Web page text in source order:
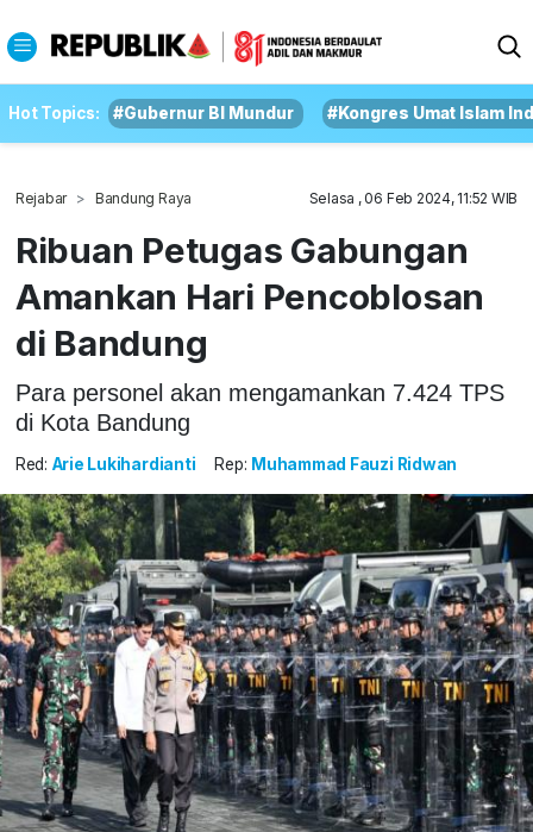
Hot Topics: #Gubernur BI Mundur #Kongres Umat Islam
Rejabar Bandung Raya Selasa , 06 Feb 2024, 11:52 WIB
Ribuan Petugas Gabungan
Amankan Hari Pencoblosan
di Bandung
Para personel akan mengamankan 7.424 TPS
di Kota Bandung
Red: Arie Lukihardianti Rep: Muhammad Fauzi Ridwan